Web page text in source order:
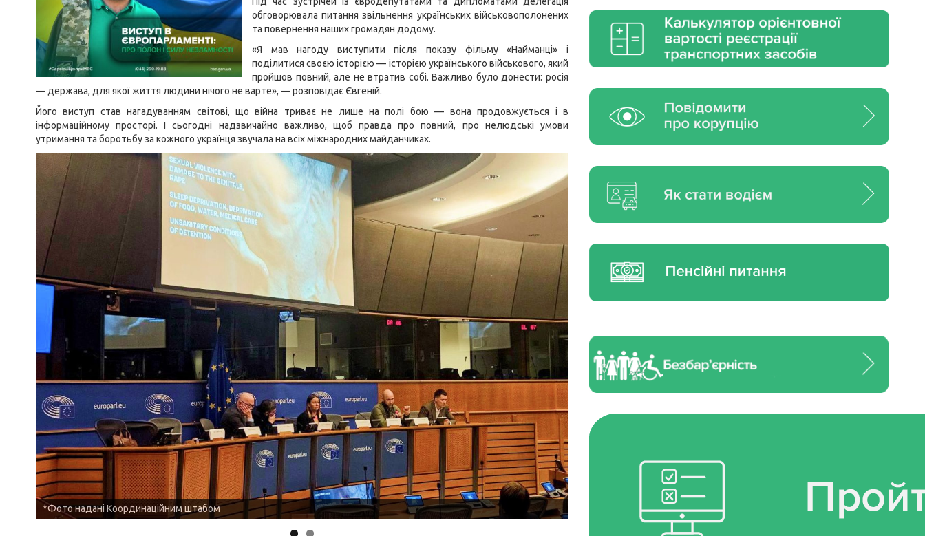
обговорювала питання звільнення українських військовополонених
та повернення наших громадян додому.
«Я мав нагоду виступити після показу фільму «Найманці» і
поділитися своєю історією — історією українського військового, який
пройшов повний, але не втратив собі. Важливо було донести: росія
— держава, для якої життя людини нічого не варте», — розповідає Євгеній.
Його виступ став нагадуванням світові, що війна триває не лише на полі бою — вона продовжується і в
інформаційному просторі. І сьогодні надзвичайно важливо, щоб правда про повний, про нелюдські умови
утримання та боротьбу за кожного українця звучала на всіх міжнародних майданчиках.
*Фото надані Координаційним штабом